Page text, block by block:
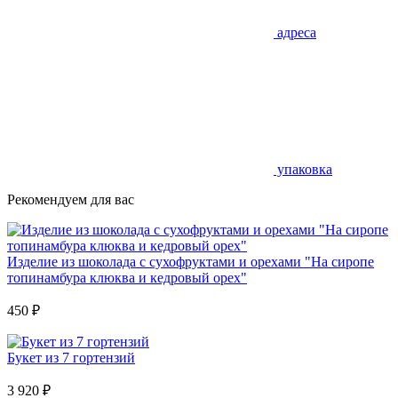
адреса
упаковка
Рекомендуем для вас
Изделие из шоколада с сухофруктами и орехами "На сиропе
топинамбура клюква и кедровый орех"
450 ₽
Букет из 7 гортензий
3 920 ₽